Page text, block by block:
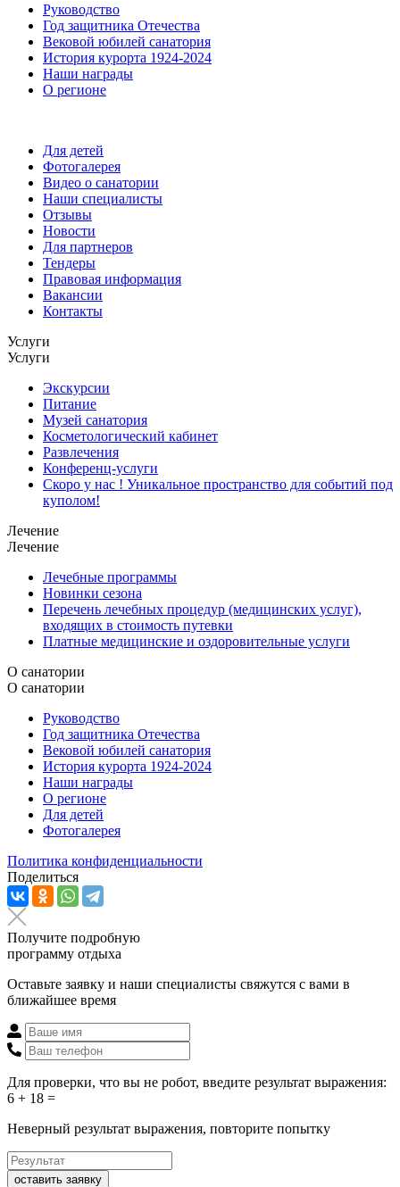
Руководство
Год защитника Отечества
Вековой юбилей санатория
История курорта 1924-2024
Наши награды
О регионе
Для детей
Фотогалерея
Видео о санатории
Наши специалисты
Отзывы
Новости
Для партнеров
Тендеры
Правовая информация
Вакансии
Контакты
Услуги
Услуги
Экскурсии
Питание
Музей санатория
Косметологический кабинет
Развлечения
Конференц-услуги
Скоро у нас ! Уникальное пространство для событий под
куполом!
Лечение
Лечение
Лечебные программы
Новинки сезона
Перечень лечебных процедур (медицинских услуг),
входящих в стоимость путевки
Платные медицинские и оздоровительные услуги
О санатории
О санатории
Руководство
Год защитника Отечества
Вековой юбилей санатория
История курорта 1924-2024
Наши награды
О регионе
Для детей
Фотогалерея
Политика конфиденциальности
Поделиться
Получите подробную
программу отдыха
Оставьте заявку и наши специалисты свяжутся с вами в
ближайшее время
Для проверки, что вы не робот, введите результат выражения:
6 + 18 =
Неверный результат выражения, повторите попытку
оставить заявку